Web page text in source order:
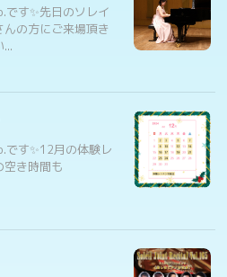
す✨先日のソレイ
の方にご来場頂き
す✨12月の体験レ
空き時間も